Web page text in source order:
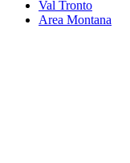
Val Tronto
Area Montana